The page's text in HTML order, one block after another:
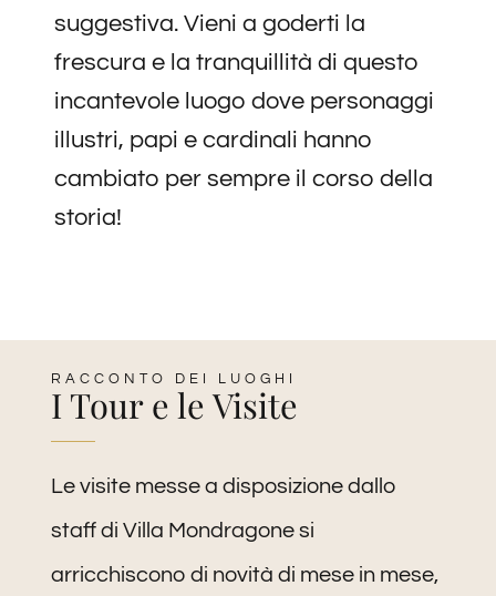
suggestiva. Vieni a goderti la
frescura e la tranquillità di questo
incantevole luogo dove personaggi
illustri, papi e cardinali hanno
cambiato per sempre il corso della
storia!
RACCONTO DEI LUOGHI
I Tour e le Visite
Le visite messe a disposizione dallo
staff di Villa Mondragone si
arricchiscono di novità di mese in mese,